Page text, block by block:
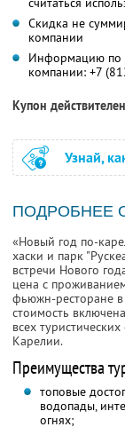
Скидка не
компании
Информацию по
компании: +7
Купон
Узнай,
ПОДРОБНЕЕ
«Новый год по-
хаски и парк
встречи Нового
цена с
фьюжн-ресторане в
стоимость
всех
Карелии.
Преимущества
топовые
водопады,
огнях;